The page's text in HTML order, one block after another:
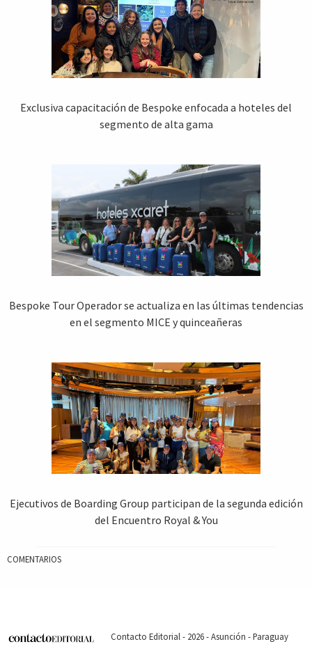
Exclusiva capacitación de Bespoke enfocada a hoteles del
segmento de alta gama
Bespoke Tour Operador se actualiza en las últimas tendencias
en el segmento MICE y quinceañeras
Ejecutivos de Boarding Group participan de la segunda edición
del Encuentro Royal & You
COMENTARIOS
Contacto Editorial - 2026 - Asunción - Paraguay